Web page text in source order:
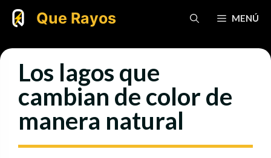
Saltar
Que Rayos MENÚ
Los lagos que
cambian de color de
manera natural